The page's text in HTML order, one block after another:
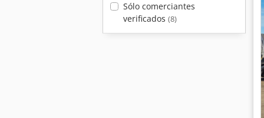
Sólo comerciantes
verificados (8)